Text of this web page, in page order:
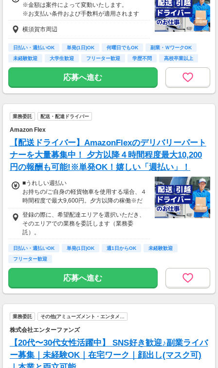
※金額は案件によって変動いたします。
※お支払い条件および手数料が適用されます
横須賀市周辺
日払い・週払いOK 単発(1日)OK 何曜日でもOK
副業・ＷワークOK
未経験歓迎
大学生歓迎 フリーター歓迎 学歴不問 高校卒業以上
応募へ進む
業務委託 配送・配達ドライバー
Amazon Flex
【配送ドライバー】AmazonFlexのデリバリーパート
ナーを大量募集中！ 夕方以降４時間程度最大10,200
円の報酬も可能!※単発OK！嬉しい「週払い」！
■うれしい週払い
お持ちの/ご自身の軽貨物車を使用する場合、４
時間程度で最大9,600円。夕方以降の稼働※だ
と４時間程度で最大10,200円の報酬が獲得可
能！給与ではなく、委託業務に応じた報酬をお
支払いする業務委託のお仕事です。うれしい週
払い。
※関東圏4-6月に１8時以降稼働した場合を想
定。地域により異なります
※報酬は規約にしたがい配達完了の15日後に支
払いますが、可能な場合は、より早く、週払い
で前週稼働分をお支払いします。
登録の際に、希望配達エリアを選択いただき、
そのエリアでの業務を委託します（業務委
登録の際に、希望配達エリアを選択いただき、
そのエリアでの業務を委託します（業務委
託）。
日払い・週払いOK 単発(1日)OK 週1日からOK
未経験歓迎
フリーター歓迎
応募へ進む
業務委託 その他(アミューズメント・エンタメ…
株式会社エンターファンズ
【20代〜30代女性活躍中】 SNS好き歓迎♪副業ライバ
ー募集｜未経験OK｜在宅ワーク｜顔出し(マスク可)